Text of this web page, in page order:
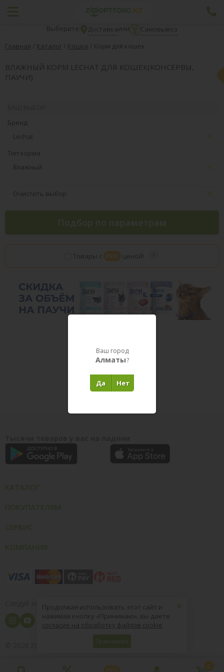
Выберите: Доставкаили
Самовывоз
Главная / Каталог / Кошки / Корм для кошек
ВЛАЖНЫЙ КОРМ LECHAT ДЛЯ КОШЕК(КОНСЕРВЫ,
ПАУЧИ)
Бренд
Lechat
Тип корма
Влажный
Очистить выбор
Подбор по параметрам
Товары с PRO ценой!
Следуй за нами
8 (800) 004-09-40
PRO 0
×
Продолжая использовать этот сайт и
нажимая кнопку «Принимаю», вы даете
согласие на обработку файлов cookie
Принимаю
Ваш город
Алматы?
Нет
Да